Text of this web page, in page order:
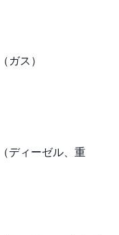
ガス）
ディーゼル、重